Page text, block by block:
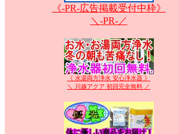
《-PR-広告掲載受付中枠》
＼-PR-／
《 水湯両方浄水 安心浄水器 》
＼ 川越アクア 初回完全無料 ／